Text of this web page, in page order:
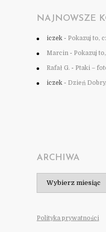
NAJNOWSZE
iczek - Pokazuj to,
Marcin - Pokazuj
Rafał G. - Ptaki –
iczek - Dzień
ARCHIWA
Polityka prywatności